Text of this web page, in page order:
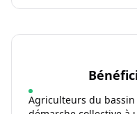
Agriculteurs du